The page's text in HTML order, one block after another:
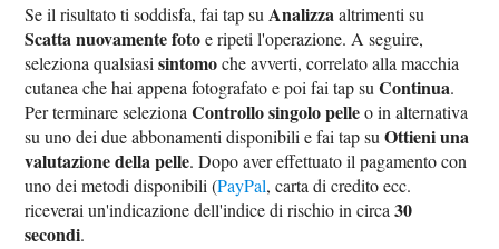
Se il risultato ti soddisfa, fai tap suAnalizzaaltrimenti su
Scatta nuovamente fotoe ripeti l'operazione. A seguire,
seleziona qualsiasisintomoche avverti, correlato alla macchia
cutanea che hai appena fotografato e poi fai tap suContinua.
Per terminare selezionaControllo singolo pelleo in alternativa
su uno dei due abbonamenti disponibili e fai tap suOttieni una
valutazione della pelle. Dopo aver effettuato il pagamento con
uno dei metodi disponibili (PayPal, carta di credito ecc.
riceverai un'indicazione dell'indice di rischio in circa30
secondi.